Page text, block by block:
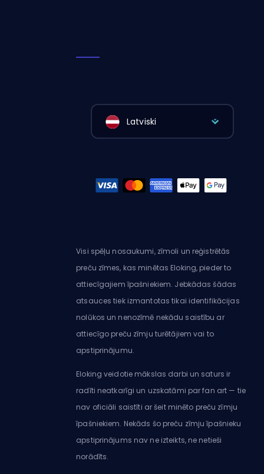
Latviski
Visi spēļu nosaukumi, zīmoli un reģistrētās
preču zīmes, kas minētas Eloking, pieder to
attiecīgajiem īpašniekiem. Jebkādas šādas
atsauces tiek izmantotas tikai identifikācijas
nolūkos un nenozīmē nekādu saistību ar
attiecīgo preču zīmju turētājiem vai to
apstiprinājumu.
Eloking veidotie mākslas darbi un saturs ir
radīti neatkarīgi un uzskatāmi par fan art — tie
nav oficiāli saistīti ar šeit minēto preču zīmju
īpašniekiem. Nekāds šo preču zīmju īpašnieku
apstiprinājums nav ne izteikts, ne netieši
norādīts.